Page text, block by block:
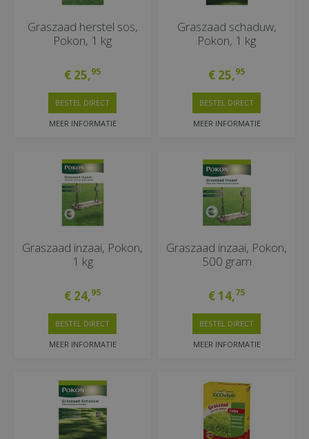
Graszaad herstel sos,
Pokon, 1 kg
€ 25,95
MEER INFORMATIE
BESTEL DIRECT
Graszaad schaduw,
Pokon, 1 kg
€ 25,95
MEER INFORMATIE
BESTEL DIRECT
Graszaad inzaai, Pokon,
1 kg
€ 24,95
MEER INFORMATIE
BESTEL DIRECT
Graszaad inzaai, Pokon,
500 gram
€14,75
MEER INFORMATIE
BESTEL DIRECT